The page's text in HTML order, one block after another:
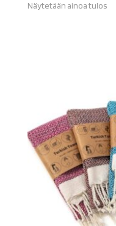
Näytetään ainoa tulos